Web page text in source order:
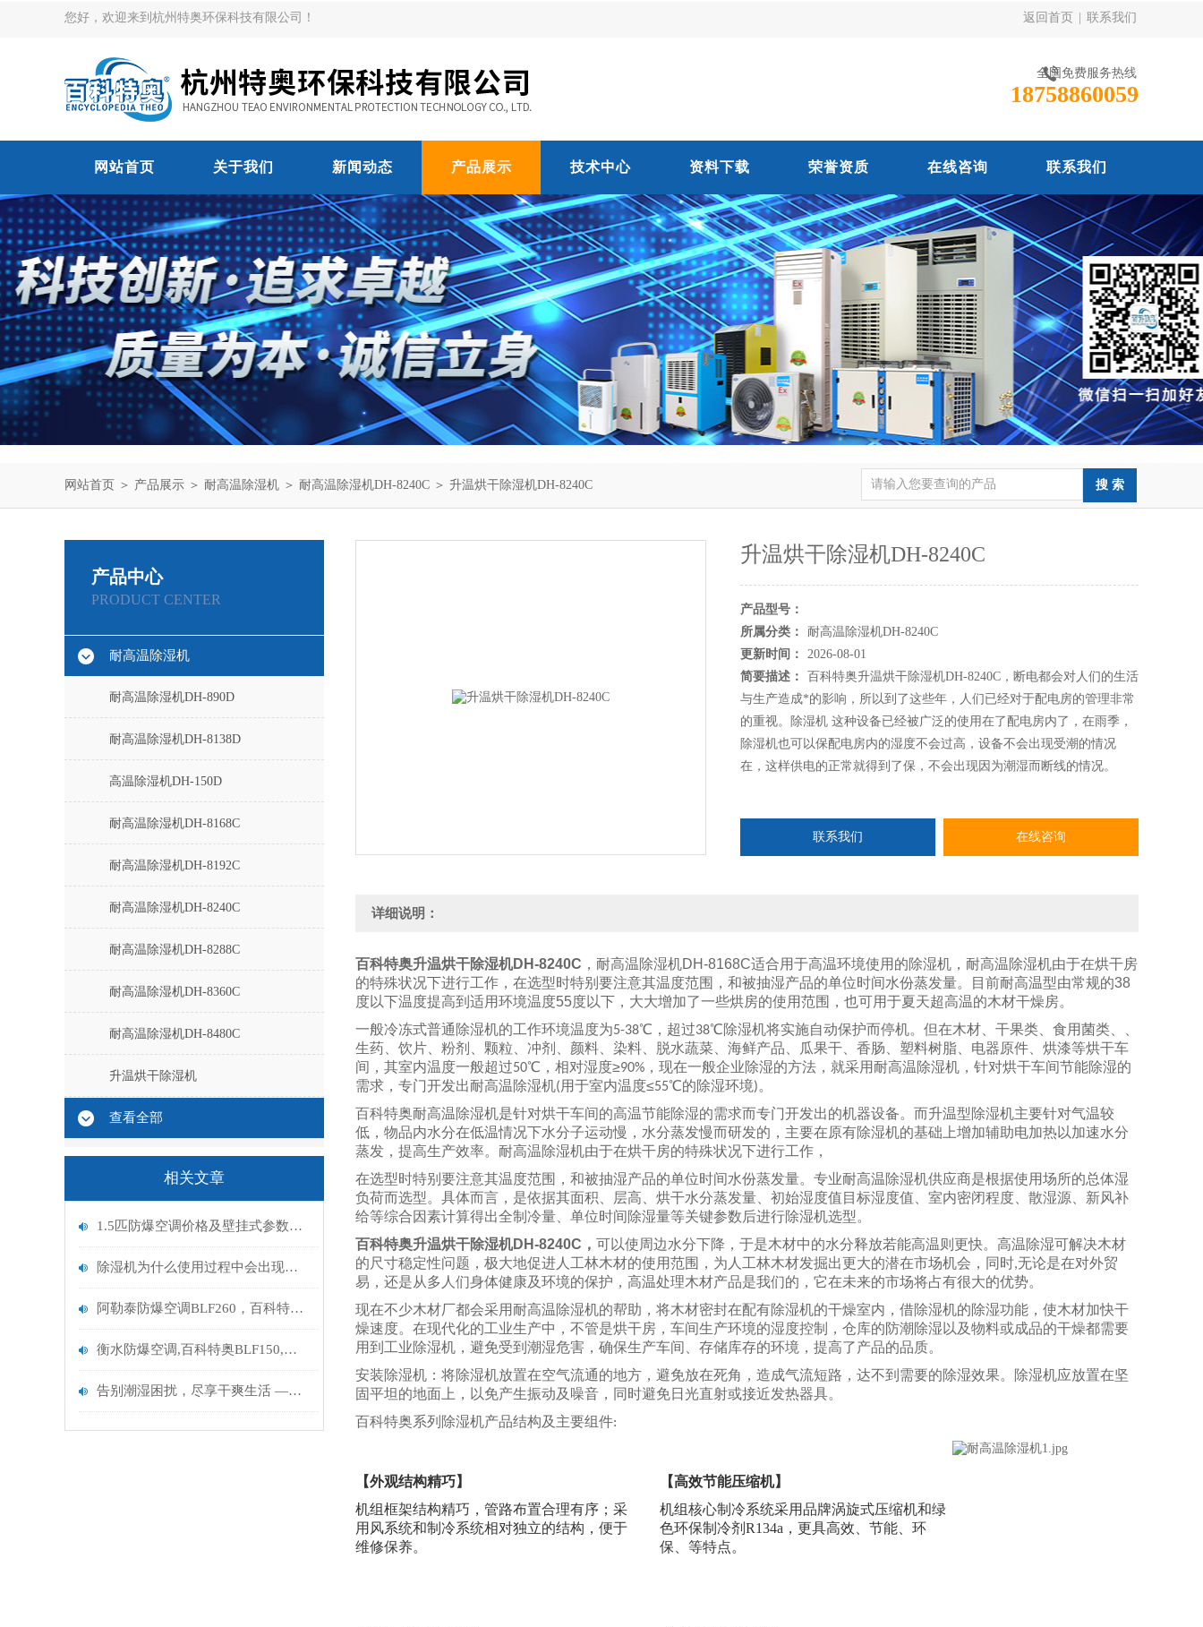
您好，欢迎来到杭州特奥环保科技有限公司！ 返回首页 联系我们
全国免费服务热线
18758860059
网站首页 关于我们 新闻动态 产品展示 技术中心 资料下载 荣誉资质 在线咨询 联系我们
网站首页 ＞ 产品展示 ＞ 耐高温除湿机 ＞ 耐高温除湿机DH-8240C ＞ 升温烘干除湿机DH-8240C
产品中心
PRODUCT CENTER
耐高温除湿机
耐高温除湿机DH-890D
耐高温除湿机DH-8138D
高温除湿机DH-150D
耐高温除湿机DH-8168C
耐高温除湿机DH-8192C
耐高温除湿机DH-8240C
耐高温除湿机DH-8288C
耐高温除湿机DH-8360C
耐高温除湿机DH-8480C
升温烘干除湿机
查看全部
相关文章
1.5匹防爆空调价格及壁挂式参数详解
除湿机为什么使用过程中会出现漏水的原因是什么？
阿勒泰防爆空调BLF260，百科特奥,阿勒泰防爆空调100匹
衡水防爆空调,百科特奥BLF150,衡水防爆空调/全新风（60P）
告别潮湿困扰，尽享干爽生活 —— 智能全自动除湿机
升温烘干除湿机DH-8240C
产品型号：
所属分类：
耐高温除湿机DH-8240C
更新时间：
2026-08-01
简要描述：
百科特奥升温烘干除湿机DH-8240C，断电都会对人们的生活
与生产造成*的影响，所以到了这些年，人们已经对于配电房的管理非常
的重视。除湿机 这种设备已经被广泛的使用在了配电房内了，在雨季，
除湿机也可以保配电房内的湿度不会过高，设备不会出现受潮的情况
在，这样供电的正常就得到了保，不会出现因为潮湿而断线的情况。
联系我们 在线咨询
详细说明：
百科特奥升温烘干除湿机DH-8240C ，耐高温除湿机DH-8168C适合用于高温环境使用的除湿机，耐高温除湿机由于在烘干房
的特殊状况下进行工作，在选型时特别要注意其温度范围，和被抽湿产品的单位时间水份蒸发量。目前耐高温型由常规的38
度以下温度提高到适用环境温度55度以下，大大增加了一些烘房的使用范围，也可用于夏天超高温的木材干燥房。
一般冷冻式普通除湿机的工作环境温度为5-38℃，超过38℃除湿机将实施自动保护而停机。但在木材、干果类、食用菌类、、
生药、饮片、粉剂、颗粒、冲剂、颜料、染料、脱水蔬菜、海鲜产品、瓜果干、香肠、塑料树脂、电器原件、烘漆等烘干车
间，其室内温度一般超过50℃，相对湿度≥90% ，现在一般企业除湿的方法，就采用耐高温除湿机，针对烘干车间节能除湿的
需求，专门开发出耐高温除湿机(用于室内温度≤55℃的除湿环境)。
百科特奥耐高温除湿机是针对烘干车间的高温节能除湿的需求而专门开发出的机器设备。而升温型除湿机主要针对气温较
低，物品内水分在低温情况下水分子运动慢，水分蒸发慢而研发的，主要在原有除湿机的基础上增加辅助电加热以加速水分
蒸发，提高生产效率。耐高温除湿机由于在烘干房的特殊状况下进行工作，
在选型时特别要注意其温度范围，和被抽湿产品的单位时间水份蒸发量。专业耐高温除湿机供应商是根据使用场所的总体湿
负荷而选型。具体而言，是依据其面积、层高、烘干水分蒸发量、初始湿度值目标湿度值、室内密闭程度、散湿源、新风补
给等综合因素计算得出全制冷量、单位时间除湿量等关键参数后进行除湿机选型。
百科特奥升温烘干除湿机DH-8240C ， 可以使周边水分下降，于是木材中的水分释放若能高温则更快。高温除湿可解决木材
的尺寸稳定性问题，极大地促进人工林木材的使用范围，为人工林木材发掘出更大的潜在市场机会，同时,无论是在对外贸
易，还是从多人们身体健康及环境的保护，高温处理木材产品是我们的，它在未来的市场将占有很大的优势。
现在不少木材厂都会采用耐高温除湿机的帮助，将木材密封在配有除湿机的干燥室内，借除湿机的除湿功能，使木材加快干
燥速度。在现代化的工业生产中，不管是烘干房，车间生产环境的湿度控制，仓库的防潮除湿以及物料或成品的干燥都需要
用到工业除湿机，避免受到潮湿危害，确保生产车间、存储库存的环境，提高了产品的品质。
安装除湿机：将除湿机放置在空气流通的地方，避免放在死角，造成气流短路，达不到需要的除湿效果。除湿机应放置在坚
固平坦的地面上，以免产生振动及噪音，同时避免日光直射或接近发热器具。
百科特奥系列除湿机产品结构及主要组件:
【外观结构精巧】
机组框架结构精巧，管路布置合理有序；采
用风系统和制冷系统相对独立的结构，便于
维修保养。
【高效节能压缩机】
机组核心制冷系统采用品牌涡旋式压缩机和绿
色环保制冷剂R134a，更具高效、节能、环
保、等特点。